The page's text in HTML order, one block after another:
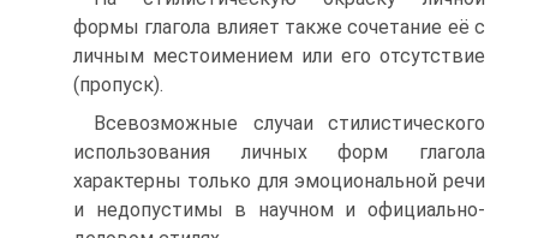
формы глагола влияет также сочетание её с
личным местоимением или его отсутствие
(пропуск).
Всевозможные случаи стилистического
использования личных форм глагола
характерны только для эмоциональной речи
и недопустимы в научном и официально-